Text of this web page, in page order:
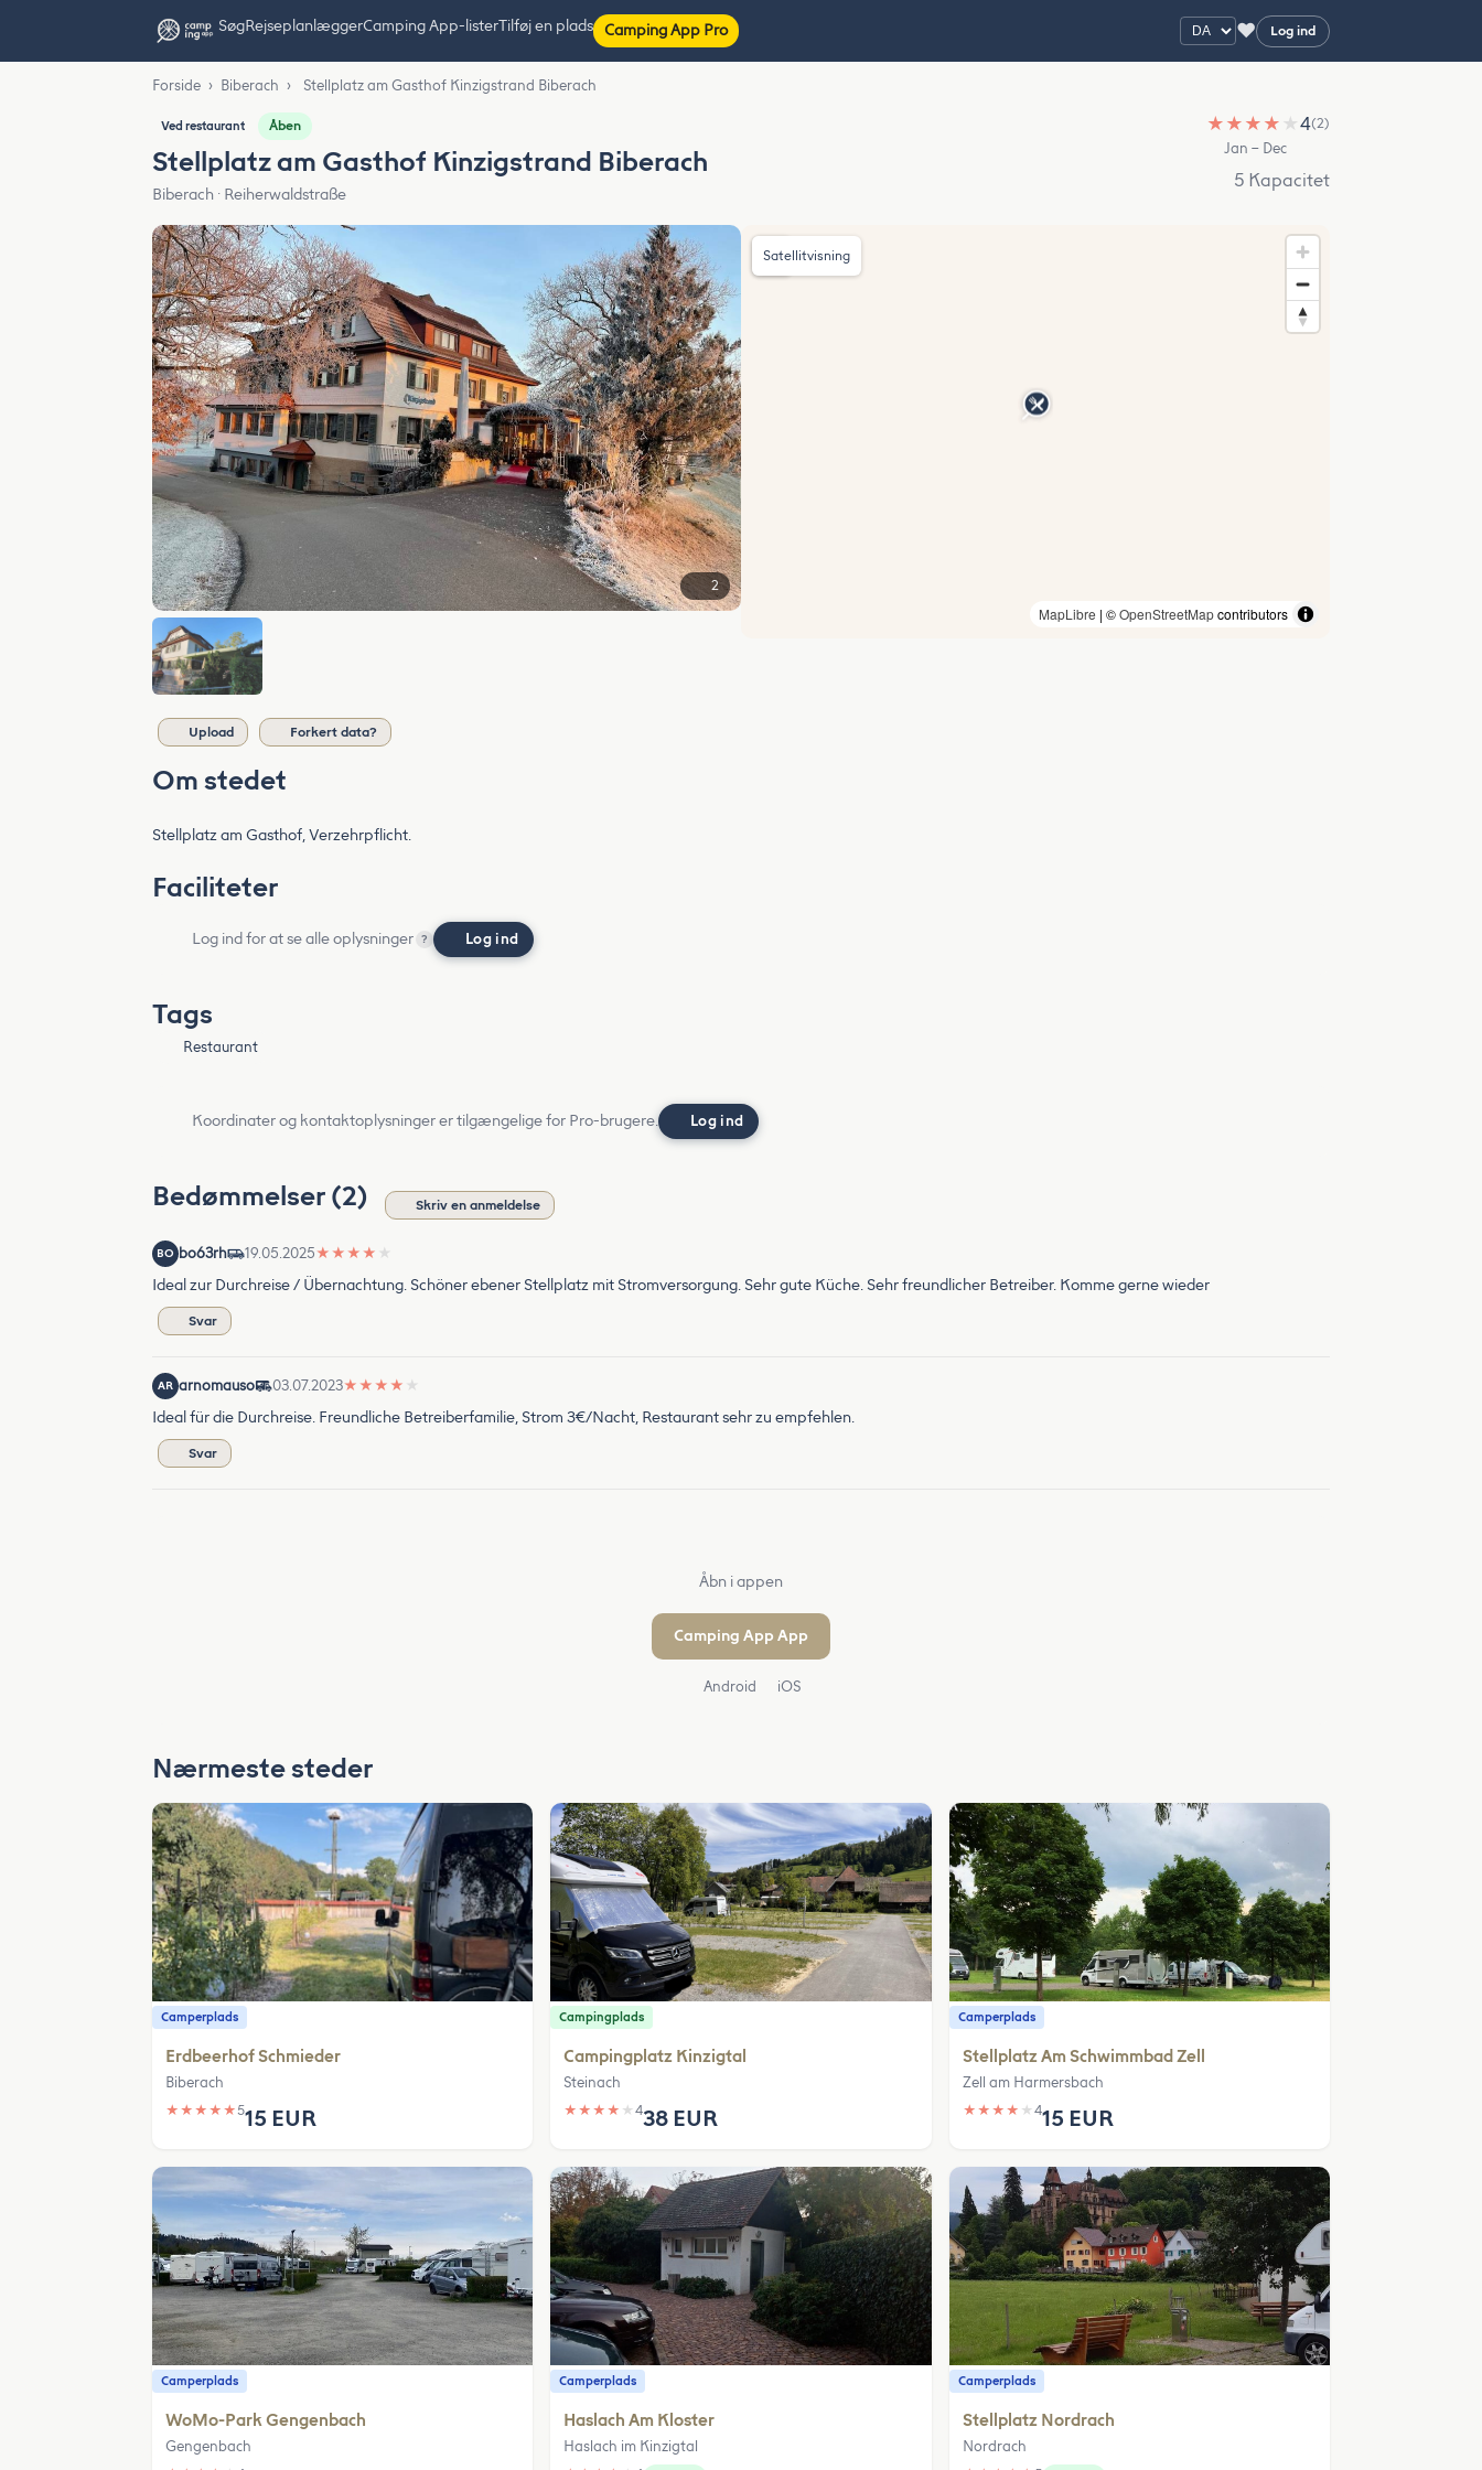
SøgRejseplanlæggerCamping App-listerTilføj en plads Camping App Pro ♥ Log ind
Forside › Biberach › Stellplatz am Gasthof Kinzigstrand Biberach
Ved restaurant Åben
Stellplatz am Gasthof Kinzigstrand Biberach
Biberach · Reiherwaldstraße
★ ★ ★ ★ ★4(2)
Jan – Dec
5 Kapacitet
2
MapLibre | ©OpenStreetMapcontributors
Satellitvisning
Upload Forkert data?
Om stedet
Stellplatz am Gasthof, Verzehrpflicht.
Faciliteter
Log ind for at se alle oplysninger ? Log ind
Tags
Restaurant
Koordinater og kontaktoplysninger er tilgængelige for Pro-brugere. Log ind
Bedømmelser (2) Skriv en anmeldelse
BO bo63rh 19.05.2025★ ★ ★ ★ ★
Ideal zur Durchreise / Übernachtung. Schöner ebener Stellplatz mit Stromversorgung. Sehr gute Küche. Sehr freundlicher Betreiber. Komme gerne wieder
Svar
AR arnomauso 03.07.2023★ ★ ★ ★ ★
Ideal für die Durchreise. Freundliche Betreiberfamilie, Strom 3€/Nacht, Restaurant sehr zu empfehlen.
Svar
Åbn i appen
Camping App App
Android iOS
Nærmeste steder
Camperplads
Erdbeerhof Schmieder
Biberach
★ ★ ★ ★ ★515 EUR
Campingplads
Campingplatz Kinzigtal
Steinach
★ ★ ★ ★ ★438 EUR
Camperplads
Stellplatz Am Schwimmbad Zell
Zell am Harmersbach
★ ★ ★ ★ ★ 415 EUR
Camperplads
WoMo-Park Gengenbach
Gengenbach
Camperplads
Haslach Am Kloster
Haslach im Kinzigtal
Camperplads
Stellplatz Nordrach
Nordrach